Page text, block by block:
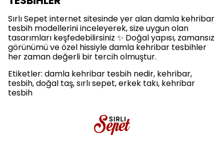
Sırlı Sepet internet sitesinde yer alan damla kehribar
tesbih modellerini inceleyerek, size uygun olan
tasarımları keşfedebilirsiniz ✨ Doğal yapısı, zamansız
görünümü ve özel hissiyle damla kehribar tesbihler
her zaman değerli bir tercih olmuştur.
Etiketler: damla kehribar tesbih nedir, kehribar,
tesbih, doğal taş, sırlı sepet, erkek takı, kehribar
tesbih